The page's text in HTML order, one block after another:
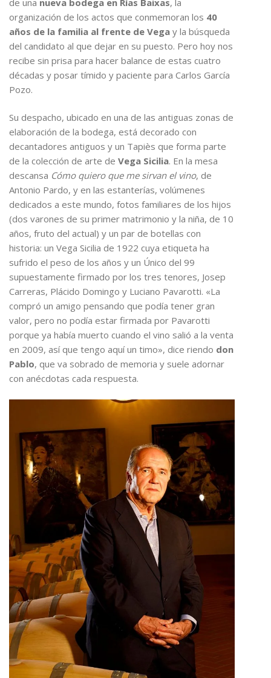
organización de los actos que conmemoran los 40
años de la familia al frente de Vega y la búsqueda
del candidato al que dejar en su puesto. Pero hoy nos
recibe sin prisa para hacer balance de estas cuatro
décadas y posar tímido y paciente para Carlos García
Pozo.
Su despacho, ubicado en una de las antiguas zonas de
elaboración de la bodega, está decorado con
decantadores antiguos y un Tapiès que forma parte
de la colección de arte de Vega Sicilia. En la mesa
descansa Cómo quiero que me sirvan el vino, de
Antonio Pardo, y en las estanterías, volúmenes
dedicados a este mundo, fotos familiares de los hijos
(dos varones de su primer matrimonio y la niña, de 10
años, fruto del actual) y un par de botellas con
historia: un Vega Sicilia de 1922 cuya etiqueta ha
sufrido el peso de los años y un Único del 99
supuestamente firmado por los tres tenores, Josep
Carreras, Plácido Domingo y Luciano Pavarotti. «La
compró un amigo pensando que podía tener gran
valor, pero no podía estar firmada por Pavarotti
porque ya había muerto cuando el vino salió a la venta
en 2009, así que tengo aquí un timo», dice riendo don
Pablo, que va sobrado de memoria y suele adornar
con anécdotas cada respuesta.